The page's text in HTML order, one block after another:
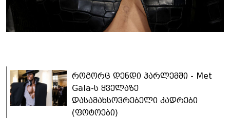
როგორც დენდი ჰარლემში - Met
Gala-ს ყველაზე
დასამახსოვრებელი კადრები
(ფოტოები)